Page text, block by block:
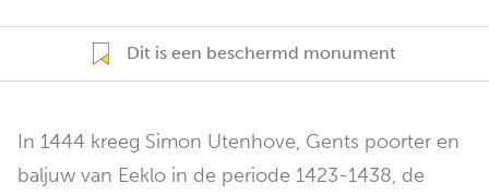
Dit is een beschermd monument
In 1444 kreeg Simon Utenhove, Gents poorter en
baljuw van Eeklo in de periode 1423-1438, de